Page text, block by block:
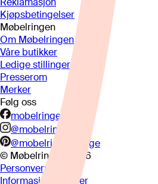
Kjøpsbetingelser
Møbelringen
Om Møbelringen
Våre butikker
Ledige stillinger
Presserom
Merker
Følg oss
mobelringen.no
@mobelringen
@mobelringennorge
© Møbelringen
2026
Personvern
Informasjonskapsler